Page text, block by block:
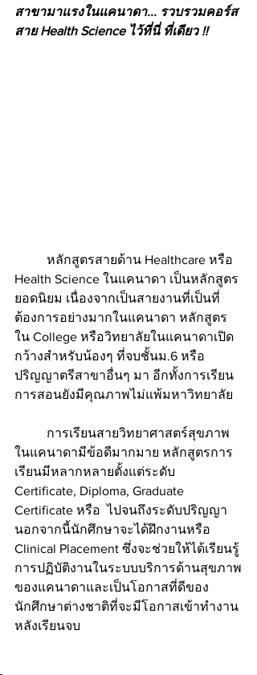
สาขามาแรงในแคนาดา... รวบรวมคอร์ส
สาย Health Science ไว้ที่นี่ ที่เดียว !!
Health Science ในแคนาดา เป็นหลักสูตร
ยอดนิยม เนื่องจากเป็นสายงานที่เป็นที่
ต้องการอย่างมากในแคนาดา หลักสูตร
ใน College หรือวิทยาลัยในแคนาดาเปิด
กว้างสำหรับน้องๆ ที่จบชั้นม.6 หรือ
ปริญญาตรีสาขาอื่นๆ มา อีกทั้งการเรียน
การสอนยังมีคุณภาพไม่แพ้มหาวิทยาลัย
ในแคนาดามีข้อดีมากมาย หลักสูตรการ
เรียนมีหลากหลายตั้งแต่ระดับ
Certificate, Diploma, Graduate
Certificate หรือ  ไปจนถึงระดับปริญญา
นอกจากนี้นักศึกษาจะได้ฝึกงานหรือ
Clinical Placement ซึ่งจะช่วยให้ได้เรียนรู้
การปฏิบัติงานในระบบบริการด้านสุขภาพ
ของแคนาดาและเป็นโอกาสที่ดีของ
นักศึกษาต่างชาติที่จะมีโอกาสเข้าทำงาน
หลังเรียนจบ